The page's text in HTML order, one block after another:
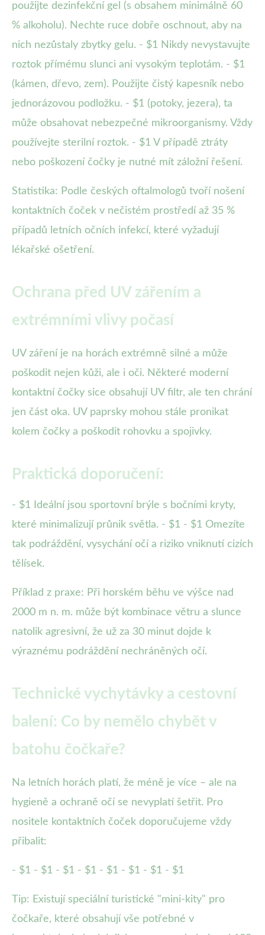
použijte dezinfekční gel (s obsahem minimálně 60
% alkoholu). Nechte ruce dobře oschnout, aby na
nich nezůstaly zbytky gelu. - $1 Nikdy nevystavujte
roztok přímému slunci ani vysokým teplotám. - $1
(kámen, dřevo, zem). Použijte čistý kapesník nebo
jednorázovou podložku. - $1 (potoky, jezera), ta
může obsahovat nebezpečné mikroorganismy. Vždy
používejte sterilní roztok. - $1 V případě ztráty
nebo poškození čočky je nutné mít záložní řešení.
Statistika: Podle českých oftalmologů tvoří nošení
kontaktních čoček v nečistém prostředí až 35 %
případů letních očních infekcí, které vyžadují
lékařské ošetření.
Ochrana před UV zářením a
extrémními vlivy počasí
UV záření je na horách extrémně silné a může
poškodit nejen kůži, ale i oči. Některé moderní
kontaktní čočky sice obsahují UV filtr, ale ten chrání
jen část oka. UV paprsky mohou stále pronikat
kolem čočky a poškodit rohovku a spojivky.
Praktická doporučení:
- $1 Ideální jsou sportovní brýle s bočními kryty,
které minimalizují průnik světla. - $1 - $1 Omezíte
tak podráždění, vysychání očí a riziko vniknutí cizích
tělísek.
Příklad z praxe: Při horském běhu ve výšce nad
2000 m n. m. může být kombinace větru a slunce
natolik agresivní, že už za 30 minut dojde k
výraznému podráždění nechráněných očí.
Technické vychytávky a cestovní
balení: Co by nemělo chybět v
batohu čočkaře?
Na letních horách platí, že méně je více – ale na
hygieně a ochraně očí se nevyplatí šetřit. Pro
nositele kontaktních čoček doporučujeme vždy
přibalit:
- $1 - $1 - $1 - $1 - $1 - $1 - $1 - $1
Tip: Existují speciální turistické "mini-kity" pro
čočkaře, které obsahují vše potřebné v